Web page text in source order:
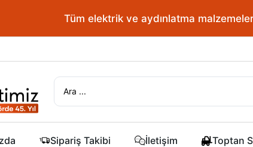
Tüm elektrik ve aydınlatma
Sipariş Takibi İletişim Toptan